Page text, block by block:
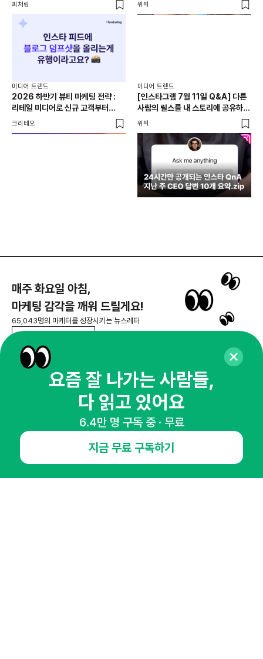
피처링 위픽
미디어 트렌드
2026 하반기 뷰티 마케팅 전략 :
리테일 미디어로 신규 고객부터
재구매까지
크리테오
미디어 트렌드
[인스타그램 7월 11일 Q&A] 다른
사람의 릴스를 내 스토리에 공유하는
게 그 사람에게 실제로 도움이
위픽
매주 화요일 아침,
마케팅 감각을 깨워 드릴게요!
65,043명의 마케터를 성장시키는 뉴스레터
오픈애즈란 공지사항 제휴문의
인사이터 신청
뉴스레터
요즘 잘 나가는 사람들,
다 읽고 있어요
6.4만 명 구독 중 · 무료
지금 무료 구독하기